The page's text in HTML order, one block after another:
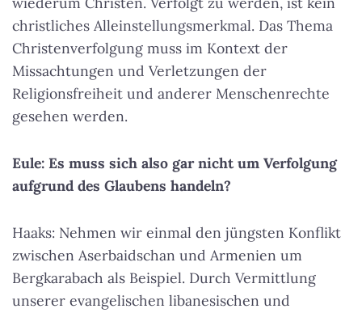
christliches Alleinstellungsmerkmal. Das Thema
Christenverfolgung muss im Kontext der
Missachtungen und Verletzungen der
Religionsfreiheit und anderer Menschenrechte
gesehen werden.
Eule: Es muss sich also gar nicht um Verfolgung
aufgrund des Glaubens handeln?
Haaks: Nehmen wir einmal den jüngsten Konflikt
zwischen Aserbaidschan und Armenien um
Bergkarabach als Beispiel. Durch Vermittlung
unserer evangelischen libanesischen und